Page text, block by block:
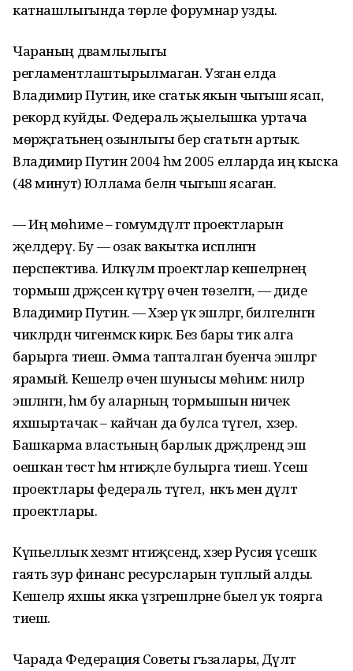
катнашлыгында төрле форумнар узды.
Чараның дәвамлылыгы
регламентлаштырылмаган. Узган елда
Владимир Путин, ике сәгатькә якын чыгыш ясап,
рекорд куйды. Федераль җыелышка уртача
мөрәҗәгатьнең озынлыгы бер сәгатьтән артык.
Владимир Путин 2004 һәм 2005 елларда иң кыска
(48 минут) Юллама белән чыгыш ясаган.
— Иң мөһиме – гомумдәүләт проектларын
җәелдерү. Бу — озак вакытка исәпләнгән
перспектива. Илкүләм проектлар кешеләрнең
тормыш дәрәҗәсен күтәрү өчен төзелгән, — диде
Владимир Путин. — Хәзер үк эшләргә, билгеләнгән
чикләрдән чигенмәскә кирәк. Без бары тик алга
барырга тиеш. Әмма тапталган буенча эшләргә
ярамый. Кешеләр өчен шунысы мөһим: ниләр
эшләнгән, һәм бу аларның тормышын ничек
яхшыртачак – кайчан да булса түгел, ә хәзер.
Башкарма властьның барлык дәрәҗәләрендә эш
оешкан төстә һәм нәтиҗәле булырга тиеш. Үсеш
проектлары федераль түгел, ә нәкъ менә дәүләт
проектлары.
Күпьеллык хезмәт нәтиҗәсендә, хәзер Русия үсешкә
гаять зур финанс ресурсларын туплый алды.
Кешеләр яхшы якка үзгәрешләрне быел ук тоярга
тиеш.
Чарада Федерация Советы әгъзалары, Дәүләт